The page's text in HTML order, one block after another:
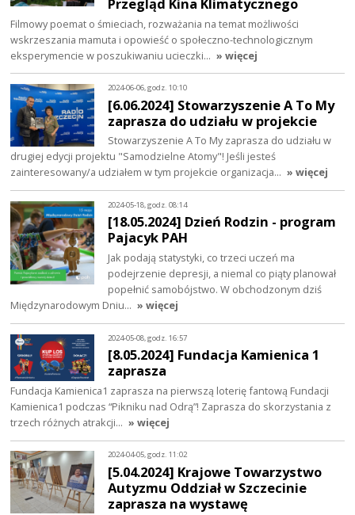
Filmowy poemat o śmieciach, rozważania na temat możliwości
wskrzeszania mamuta i opowieść o społeczno-technologicznym
eksperymencie w poszukiwaniu ucieczki… » więcej
2024-06-06, godz. 10:10
[6.06.2024] Stowarzyszenie A To My
zaprasza do udziału w projekcie
Stowarzyszenie A To My zaprasza do udziału w
drugiej edycji projektu "Samodzielne Atomy"! Jeśli jesteś
zainteresowany/a udziałem w tym projekcie organizacja… » więcej
2024-05-18, godz. 08:14
[18.05.2024] Dzień Rodzin - program
Pajacyk PAH
Jak podają statystyki, co trzeci uczeń ma
podejrzenie depresji, a niemal co piąty planował
popełnić samobójstwo. W obchodzonym dziś
Międzynarodowym Dniu… » więcej
2024-05-08, godz. 16:57
[8.05.2024] Fundacja Kamienica 1
zaprasza
Fundacja Kamienica1 zaprasza na pierwszą loterię fantową Fundacji
Kamienica1 podczas “Pikniku nad Odrą”! Zaprasza do skorzystania z
trzech różnych atrakcji… » więcej
2024-04-05, godz. 11:02
[5.04.2024] Krajowe Towarzystwo
Autyzmu Oddział w Szczecinie
zaprasza na wystawę